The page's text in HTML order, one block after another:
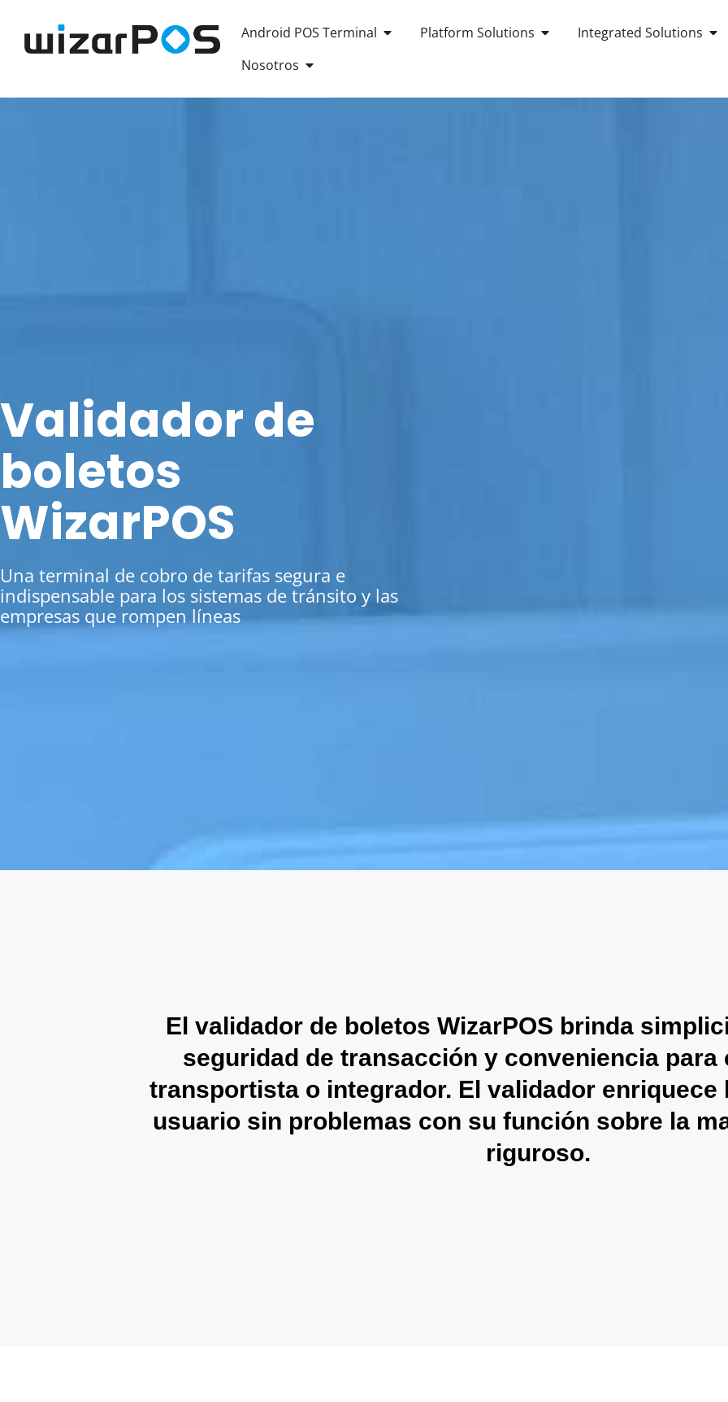
Android POS Terminal OPEN ANDROID POS TERMINAL
Platform Solutions OPEN PLATFORM SOLUTIONS
Integrated Solutions
Nosotros OPEN ABOUT US
Validador de
boletos
WizarPOS
Una terminal de cobro de tarifas segura e
indispensable para los sistemas de tránsito y las
empresas que rompen líneas
El validador de boletos WizarPOS brinda
seguridad de transacción y conveniencia para
transportista o integrador. El validador enriquece
usuario sin problemas con su función sobre la
riguroso.